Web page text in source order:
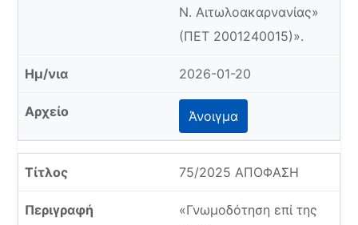
Ν. Αιτωλοακαρνανίας»
(ΠΕΤ 2001240015)».
2026-01-20
Άνοιγμα
75/2025 ΑΠΟΦΑΣΗ
«Γνωμοδότηση επί της